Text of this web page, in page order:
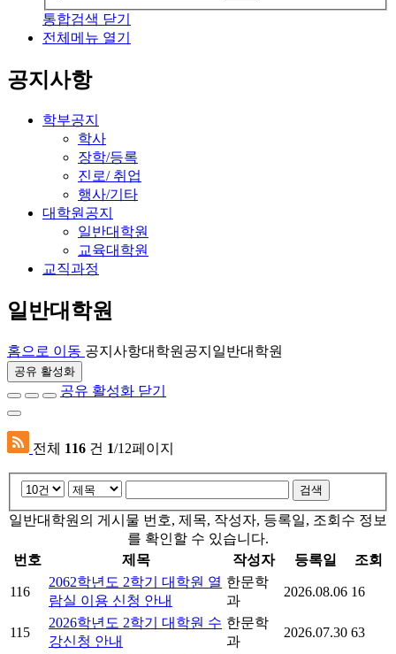
통합검색 닫기
전체메뉴 열기
공지사항
학부공지
학사
장학/등록
진로/ 취업
행사/기타
대학원공지
일반대학원
교육대학원
교직과정
일반대학원
홈으로 이동 공지사항대학원공지 일반대학원
공유 활성화
공유 활성화 닫기
전체 116 건 1/12페이지
검색
일반대학원의 게시물 번호, 제목, 작성자, 등록일, 조회수 정보
를 확인할 수 있습니다.
번호
제목 작성자 등록일 조회
116
2062학년도 2학기 대학원 열
람실 이용 신청 안내
한문학
과
2026.08.06 16
115
2026학년도 2학기 대학원 수
강신청 안내
한문학
과
2026.07.30 63